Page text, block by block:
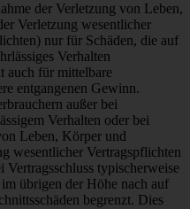
der Verletzung von Leben,
Verletzung wesentlicher
nur für Schäden, die auf
Verhalten
auch für mittelbare
entgangenen Gewinn.
außer bei
Verhalten oder bei
Leben, Körper und
wesentlicher Vertragspflichten
typischerweise
übrigen der Höhe nach auf
begrenzt. Dies